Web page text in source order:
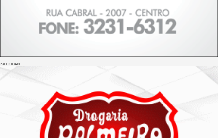
PUBLICIDADE